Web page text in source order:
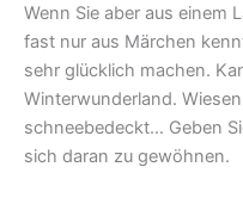
Wenn Sie aber aus einem
fast nur aus Märchen
sehr glücklich machen.
Winterwunderland.
schneebedeckt… Geben
sich daran zu gewöhnen.